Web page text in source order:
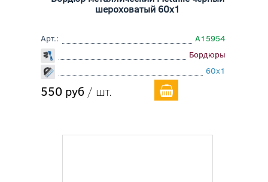
шероховатый 60x1
Арт.:
A15954
Бордюры
60x1
550 руб / шт.